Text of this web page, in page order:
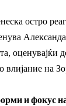
остро
оценувајќи
на
и фокус